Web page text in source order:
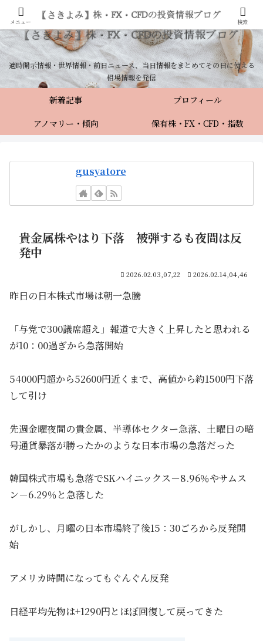
適時開示情報・世界情報・前日ニュース、当日情報をまとめてその日に使える
相場情報を発信
新着記事
プロフィール
アノマリー・傾向
保有株・FX・CFD・指数
gusyatore
貴金属株やはり下落 被弾するも夜間は反
発中
2026.02.03,07,22 2026.02.14,04,46
昨日の日本株式市場は朝一急騰
「与党で300議席超え」報道で大きく上昇したと思われる
が10：00過ぎから急落開始
54000円超から52600円近くまで、高値から約1500円下落
して引け
先週金曜夜間の貴金属、半導体セクター急落、土曜日の暗
号通貨暴落が勝ったかのような日本市場の急落だった
韓国株式市場も急落でSKハイニックス－8.96％やサムス
ン－6.29％と急落した
がしかし、月曜の日本市場終了後15：30ごろから反発開
始
アメリカ時間になってもぐんぐん反発
日経平均先物は+1290円とほぼ回復して戻ってきた
メニュー 検索